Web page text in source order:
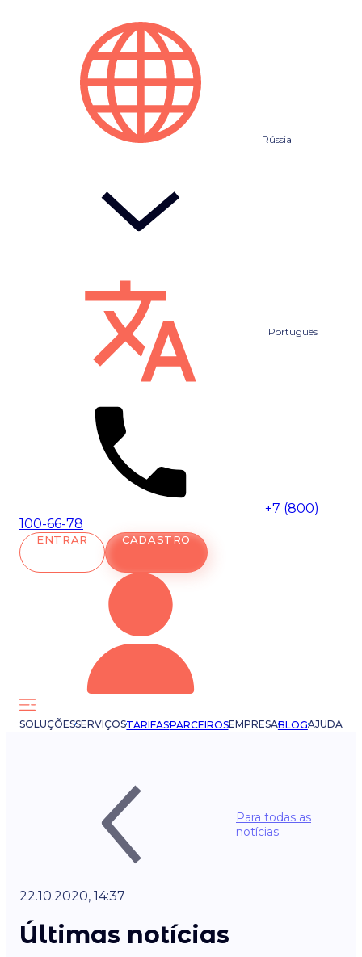
Rússia
Português
+7 (800)
100-66-78
ENTRAR CADASTRO
SOLUÇÕESSERVIÇOSTARIFASPARCEIROSEMPRESABLOGAJUDA
Para todas as
notícias
22.10.2020, 14:37
Últimas notícias